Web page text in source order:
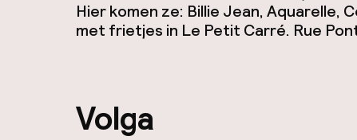
Hier komen ze: Billie Jean, Aquarelle,
met frietjes in Le Petit Carré. Rue
Volga